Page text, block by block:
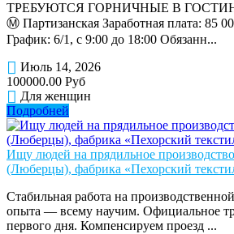
ТРЕБУЮТСЯ ГОРНИЧНЫЕ В
Ⓜ️ Партизанская Заработная плата: 85
График: 6/1, с 9:00 до 18:00 Обязанн...
Июль 14, 2026
100000.00 Руб
Для женщин
Подробней
Ищу людей на прядильное
(Люберцы), фабрика «Пехорский
Стабильная работа на
опыта — всему научим. Официальное
первого дня. Компенсируем проезд ...